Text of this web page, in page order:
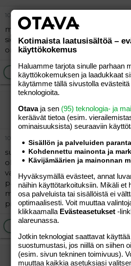
10.04.2006
mee kolmosen sivuille ja kaiva
sieltä sähköpostiosoite, niin
onneton tunari tän masiinan
Ilmoita asiaton viesti
Jäsen
10.04.2006
suosittelen oli oikein kiva yhteisö
oli...grrrrrrrrrrrr..mä vaan en enää
vaihdettiin osoitetta.. niin jippii
pääse eteenpäin.. hiukka
muutenkin kaikki menny täysin
pidemmän aikaa..ja ulkona sataa
Ilmoita asiaton viesti
yötär
Kotimaista laatusisältöä –
käyttökokemus
Haluamme tarjota sinulle parhaan
käyttökokemuksen ja laadukkaat
käytämme tällä sivustolla
teknologioita.
Otavaja sen (95) teknologia- ja
keräävät tietoa (esim.
ominaisuuk­sista) seuraaviin
Sisällön ja palveluiden
Kohdennettu mainonta ja
Kävijämäärien ja mainonnan
Hyväksymällä evästeet, annat
näihin käyttötarkoituksiin. Mikäli et
osa palveluista tai sisällöistä ei
optimaalisesti. Voit muuttaa
klikkaamalla Evästeasetukset -
alareunassa.
Jotkin teknologiat saattavat
suostumustasi, jos niillä on siihen
(esim. sivun tekninen toimivuus).
muuttaa kaikkia asetuksiasi